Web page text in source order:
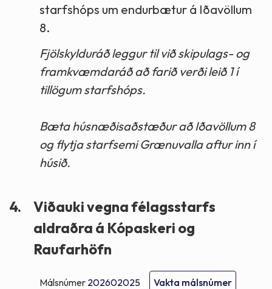
starfshóps um endurbætur á Iðavöllum
8.
Fjölskylduráð leggur til við skipulags- og
framkvæmdaráð að farið verði leið 1 í
tillögum starfshóps.
Bæta húsnæðisaðstæður að Iðavöllum 8
og flytja starfsemi Grænuvalla aftur inn í
húsið.
4.
Viðauki vegna félagsstarfs
aldraðra á Kópaskeri og
Raufarhöfn
Málsnúmer 202602025 Vakta málsnúmer